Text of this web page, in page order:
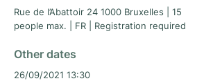
Rue de l’Abattoir 24 1000 Bruxelles | 15
people max. | FR | Registration required
Other dates
26/09/2021 13:30